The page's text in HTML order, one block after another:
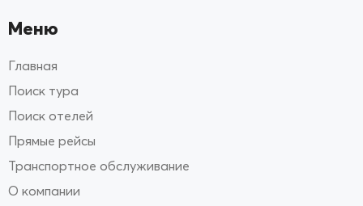
Меню
Главная
Поиск тура
Поиск отелей
Прямые рейсы
Транспортное обслуживание
О компании